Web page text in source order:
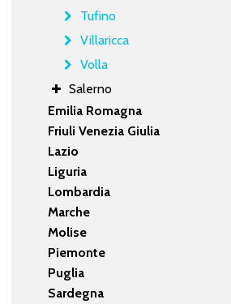
Tufino
Villaricca
Volla
Salerno
Emilia Romagna
Friuli Venezia Giulia
Lazio
Liguria
Lombardia
Marche
Molise
Piemonte
Puglia
Sardegna